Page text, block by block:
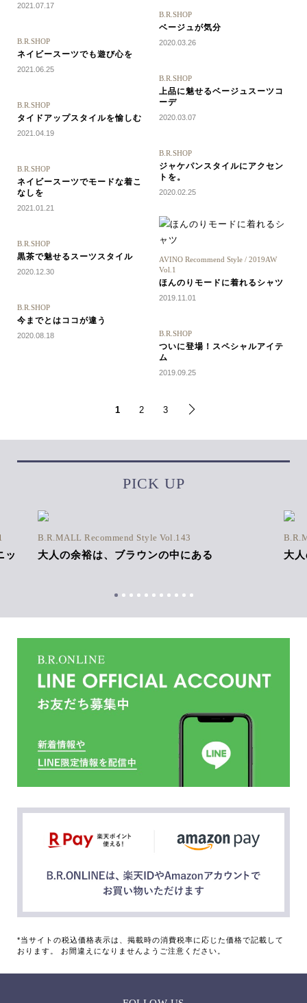
2021.07.17
B.R.SHOP
ネイビースーツでも遊び心を
2021.06.25
B.R.SHOP
タイドアップスタイルを愉しむ
2021.04.19
B.R.SHOP
ネイビースーツでモードな着こ
なしを
2021.01.21
B.R.SHOP
黒茶で魅せるスーツスタイル
2020.12.30
B.R.SHOP
今までとはココが違う
2020.08.18
B.R.SHOP
ベージュが気分
2020.03.26
B.R.SHOP
上品に魅せるベージュスーツコ
ーデ
2020.03.07
B.R.SHOP
ジャケパンスタイルにアクセン
トを。
2020.02.25
AVINO Recommend Style / 2019AW
Vol.1
ほんのりモードに着れるシャツ
2019.11.01
B.R.SHOP
ついに登場！スペシャルアイテ
ム
2019.09.25
1 2 3
PICK UP
ッ
B.R.MALL Recommend Style Vol.143
大人の余裕は、ブラウンの中にある 大
*当サイトの税込価格表示は、掲載時の消費税率に応じた価格で記載して
おります。 お間違えになりませんようご注意ください。